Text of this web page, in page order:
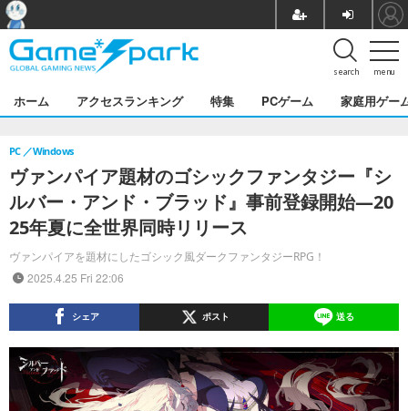
menu
search
ホーム アクセスランキング 特集 PCゲーム 家庭用ゲー
ヴァンパイア題材のゴシックファンタジー『シ
ルバー・アンド・ブラッド』事前登録開始―20
25年夏に全世界同時リリース
ヴァンパイアを題材にしたゴシック風ダークファンタジーRPG！
PC Windows
2025.4.25 Fri 22:06
シェア ポスト 送る